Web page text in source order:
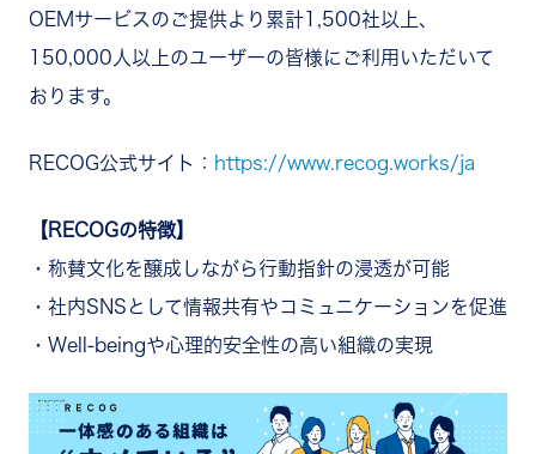
OEMサービスのご提供より累計1,500社以上、
150,000人以上のユーザーの皆様にご利用いただいて
おります。
RECOG公式サイト： https://www.recog.works/ja
【RECOGの特徴】
・称賛文化を醸成しながら行動指針の浸透が可能
・社内SNSとして情報共有やコミュニケーションを促進
・Well-beingや心理的安全性の高い組織の実現